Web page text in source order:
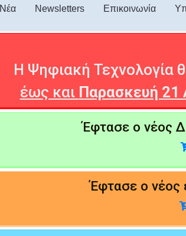
Νέα Newsletters Επικοινωνία
Η Ψηφιακή Τεχνολογία
έως και Παρασκευή 21
Έφτασε ο νέος
Έφτασε ο νέος